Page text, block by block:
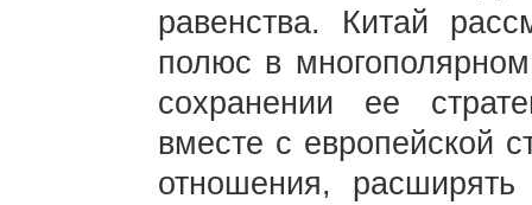
равенства. Китай
полюс в
сохранении ее
вместе с европейской
отношения, расширять